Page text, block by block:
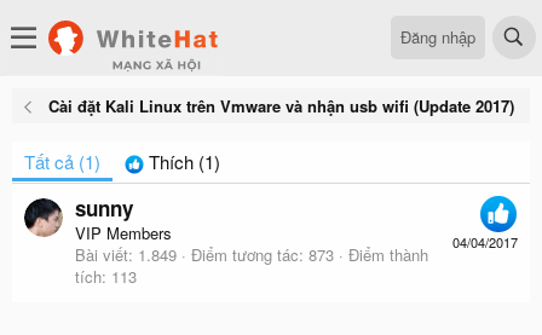
Đăng nhập
Cài đặt Kali Linux trên Vmware và nhận usb wifi (Update 2017)
Tất cả (1) Thích (1)
04/04/2017
sunny
VIP Members
Bài viết 1.849 Điểm tương tác 873
Điểm thành
tích 113